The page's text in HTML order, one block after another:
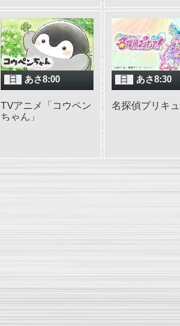
日 あさ8:00
TVアニメ「コウペン
ちゃん」
日 あさ8:30
名探偵プリキ